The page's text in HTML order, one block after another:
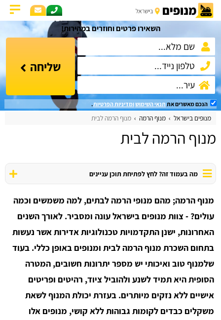
השאירו פרטים וחוזרים במהירות!
שליחה
הנכם מאשרים את תנאי השימושומדיניות הפרטיות.
מנופים בישראל מנוף הרמה מנוף הרמה לבית
מנוף הרמה לבית
מה בעמוד זה? לחץ לפתיחת תוכן עניינים
מנוף הרמה; מהם מנופי הרמה לבתים, למה משמשים וכמה
עולים? - צוות מנופים בישראל עונה ומסביר. לאורך השנים
האחרונות, ישנן התקדמויות טכנולוגיות אדירות אשר נעשות
בתחום השכרת מנוף הרמה לבית ומנופים באופן כללי. בעוד
שלמנוף טוב ואיכותי יש מספר יתרונות חשובים, המטרה
הסופית היא תמיד לשנע ולהוביל ציוד, רהיטים ופריטים
אישיים ללא נזקים מיותרים. בעזרת יכולת המנוף לשאת
משקלים כבדים לקומות גבוהות ללא קושי, מנופים אלו